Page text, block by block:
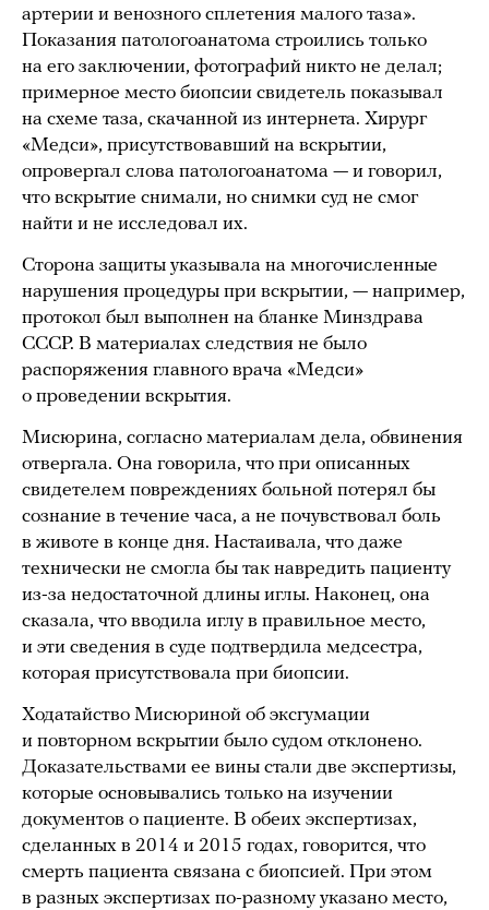
артерии и венозного сплетения малого таза».
Показания патологоанатома строились только
на его заключении, фотографий никто не делал;
примерное место биопсии свидетель показывал
на схеме таза, скачанной из интернета. Хирург
«Медси», присутствовавший на вскрытии,
опровергал слова патологоанатома — и говорил,
что вскрытие снимали, но снимки суд не смог
найти и не исследовал их.
Сторона защиты указывала на многочисленные
нарушения процедуры при вскрытии, — например,
протокол был выполнен на бланке Минздрава
СССР. В материалах следствия не было
распоряжения главного врача «Медси»
о проведении вскрытия.
Мисюрина, согласно материалам дела, обвинения
отвергала. Она говорила, что при описанных
свидетелем повреждениях больной потерял бы
сознание в течение часа, а не почувствовал боль
в животе в конце дня. Настаивала, что даже
технически не смогла бы так навредить пациенту
из-за недостаточной длины иглы. Наконец, она
сказала, что вводила иглу в правильное место,
и эти сведения в суде подтвердила медсестра,
которая присутствовала при биопсии.
Ходатайство Мисюриной об эксгумации
и повторном вскрытии было судом отклонено.
Доказательствами ее вины стали две экспертизы,
которые основывались только на изучении
документов о пациенте. В обеих экспертизах,
сделанных в 2014 и 2015 годах, говорится, что
смерть пациента связана с биопсией. При этом
в разных экспертизах по-разному указано место,